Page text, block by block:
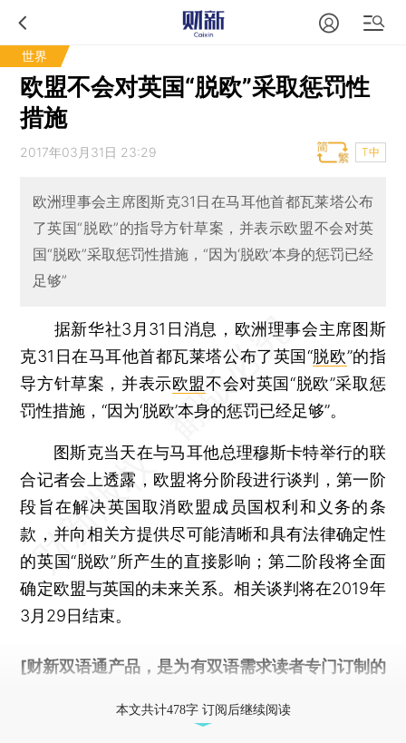
世界
欧盟不会对英国“脱欧”采取惩罚性
措施
2017年03月31日 23:29 T中
欧洲理事会主席图斯克31日在马耳他首都瓦莱塔公布
了英国“脱欧”的指导方针草案，并表示欧盟不会对英
国“脱欧”采取惩罚性措施，“因为‘脱欧’本身的惩罚已经
足够”
据新华社3月31日消息，欧洲理事会主席图斯
克31日在马耳他首都瓦莱塔公布了英国“脱欧”的指
导方针草案，并表示欧盟不会对英国“脱欧”采取惩
罚性措施，“因为‘脱欧’本身的惩罚已经足够”。
图斯克当天在与马耳他总理穆斯卡特举行的联
合记者会上透露，欧盟将分阶段进行谈判，第一阶
段旨在解决英国取消欧盟成员国权利和义务的条
款，并向相关方提供尽可能清晰和具有法律确定性
的英国“脱欧”所产生的直接影响；第二阶段将全面
确定欧盟与英国的未来关系。相关谈判将在2019年
3月29日结束。
[财新双语通产品，是为有双语需求读者专门订制的
本文共计478字 订阅后继续阅读